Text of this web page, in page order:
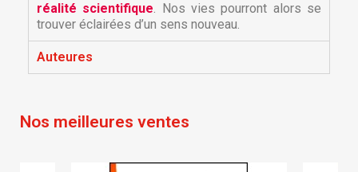
réalité scientifique. Nos vies pourront alors se
trouver éclairées d’un sens nouveau.
Auteures
Nos meilleures ventes